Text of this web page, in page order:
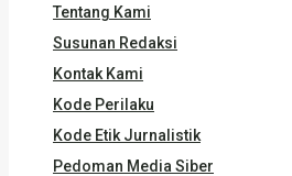
Tentang Kami
Susunan Redaksi
Kontak Kami
Kode Perilaku
Kode Etik Jurnalistik
Pedoman Media Siber